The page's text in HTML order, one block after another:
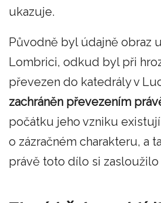
ukazuje.
Původně byl údajně obraz
Lombrici, odkud byl při
převezen do katedrály v
zachráněn převezením
počátku jeho vzniku
o zázračném charakteru, a
právě toto dílo si zasloužilo